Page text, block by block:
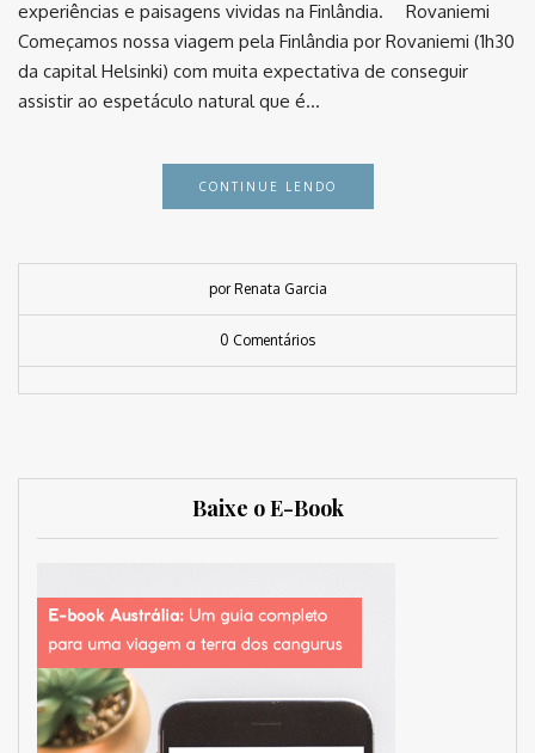
experiências e paisagens vividas na Finlândia. ⠀ Rovaniemi
Começamos nossa viagem pela Finlândia por Rovaniemi (1h30
da capital Helsinki) com muita expectativa de conseguir
assistir ao espetáculo natural que é…
CONTINUE LENDO
por Renata Garcia
0 Comentários
Baixe o E-Book